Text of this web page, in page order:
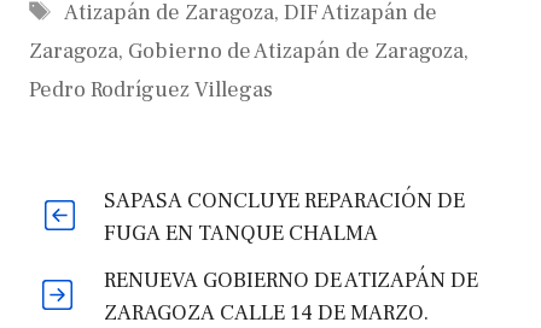
Etiquetas
Atizapán de Zaragoza, DIF Atizapán de
Zaragoza, Gobierno de Atizapán de Zaragoza,
Pedro Rodríguez Villegas
SAPASA CONCLUYE REPARACIÓN DE
FUGA EN TANQUE CHALMA
RENUEVA GOBIERNO DE ATIZAPÁN DE
ZARAGOZA CALLE 14 DE MARZO.